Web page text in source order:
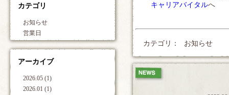
カテゴリ
お知らせ
営業日
アーカイブ
2026.05 (1)
2026.01 (1)
キャリアバイタルへ
カテゴリ： お知らせ